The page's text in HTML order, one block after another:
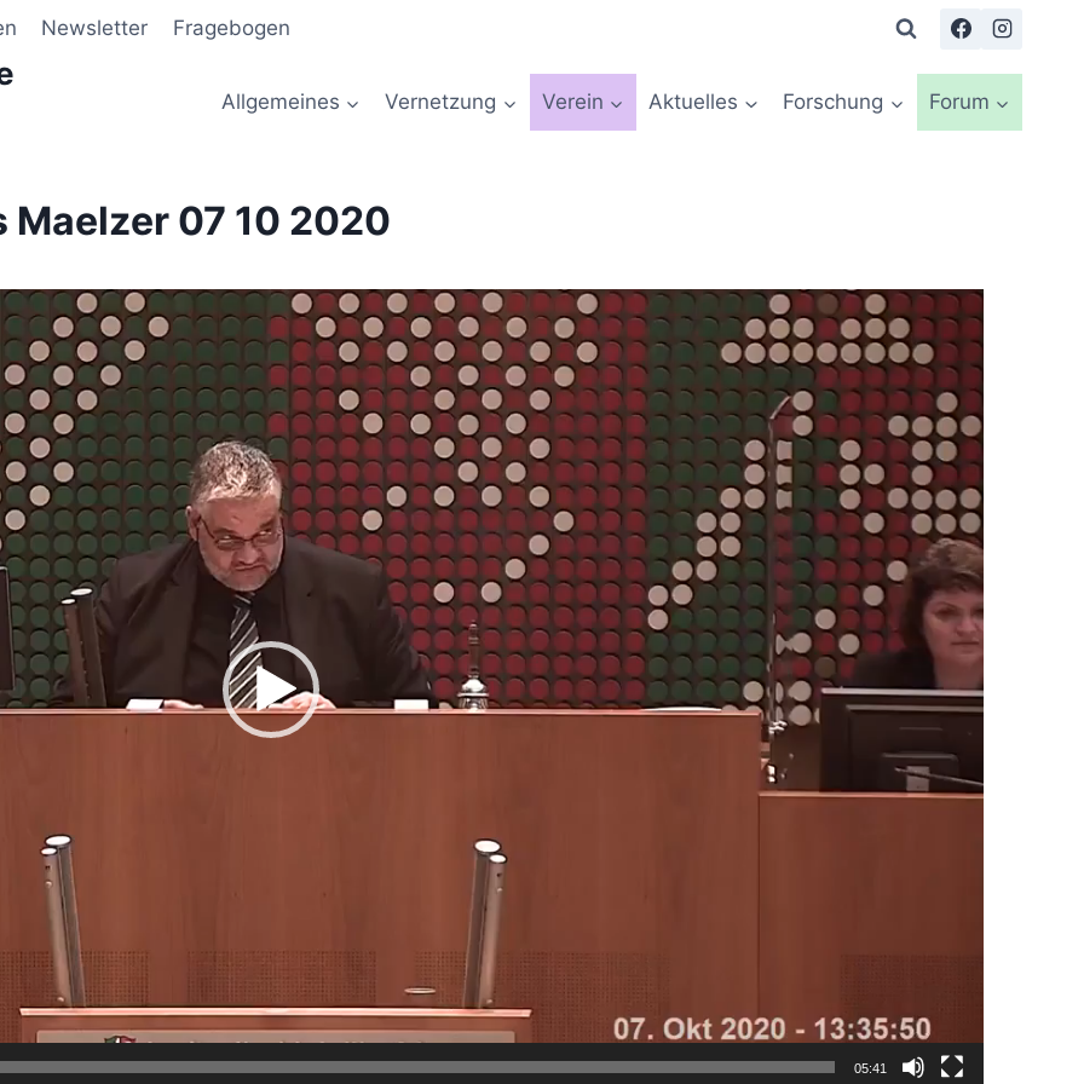
Newsletter Fragebogen
Allgemeines Vernetzung Verein Aktuelles Forschung Forum
Maelzer 07 10 2020
05:41